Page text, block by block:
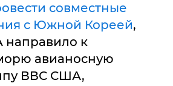
совместные
с Южной Кореей,
направило к
авианосную
ВВС США,